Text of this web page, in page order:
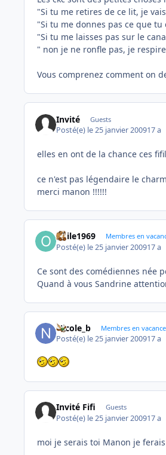
"Si tu me retires de ce lit, je
"Si tu me donnes pas ce que
"Si tu me laisses pas sur le
" non je ne ronfle pas, je
Vous comprenez comment on
Invité Guests
Posté(e) le 25 janvier 200917 a
elles en ont de la chance ces
ce n'est pas légendaire le
merci manon !!!!!!
odile1969 Membres en
Posté(e) le 25 janvier 200917 a
Ce sont des comédiennes née
Quand à vous Sandrine
Nicole_b Membres en vacance
Posté(e) le 25 janvier 200917 a
Invité Fifi Guests
Posté(e) le 25 janvier 200917 a
moi je serais toi Manon je